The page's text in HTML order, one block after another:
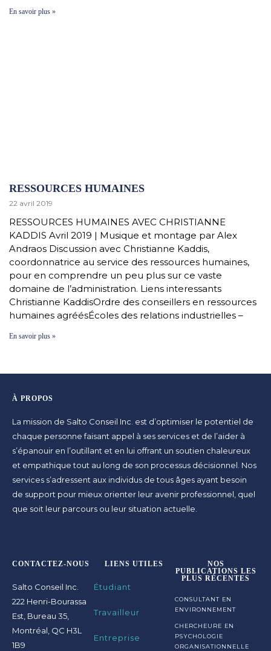
En savoir plus »
RESSOURCES HUMAINES
22 avril 2019
RESSOURCES HUMAINES AVEC CHRISTIANNE
KADDIS Avril 2019 | Musique et montage par Alex
Andraos Discussion avec Christianne Kaddis,
coordonnatrice au service des ressources humaines,
pour en comprendre un peu plus sur ce vaste
domaine de l’administration. Liens interessants
Christianne KaddisOrdre des conseillers en ressources
humaines agréésÉcoles des relations industrielles –
En savoir plus »
À PROPOS
La mission de Salto Conseil Inc. est d’optimiser le potentiel de
chaque personne faisant appel à ses services et de l’aider à
s’épanouir en l’outillant et en lui offrant un soutien chaleureux
et empathique tout au long de son processus décisionnel. Nos
services s’adressent aux individus de tous âges ayant besoin
de support pour mieux orienter leur avenir professionnel, quel
que soit leur parcours ou leur situation actuelle.
CONTACTEZ-NOUS
Salto Conseil Inc.
222 Henri-Bourassa
Est, Bureau 35,
Montréal, QC H3L
1B9
LIENS UTILES
Étudiant
Travailleur
Entreprise
NOS
PUBLICATIONS LES
PLUS RÉCENTES
CONSULTANT EN
ENVIRONNEMENT
CHERCHEURE EN
PSYCHOLOGIE
ORGANISATIONNELLE